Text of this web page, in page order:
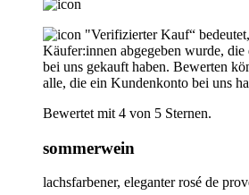
"Verifizierter Kauf“
Käufer:innen abgegeben wurde, die
bei uns gekauft haben. Bewerten
alle, die ein Kundenkonto bei uns
Bewertet mit 4 von 5 Sternen.
sommerwein
lachsfarbener, eleganter rosé de